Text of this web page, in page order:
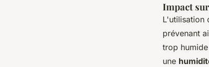
Impact
L'utilisation
prévenant
trop
une